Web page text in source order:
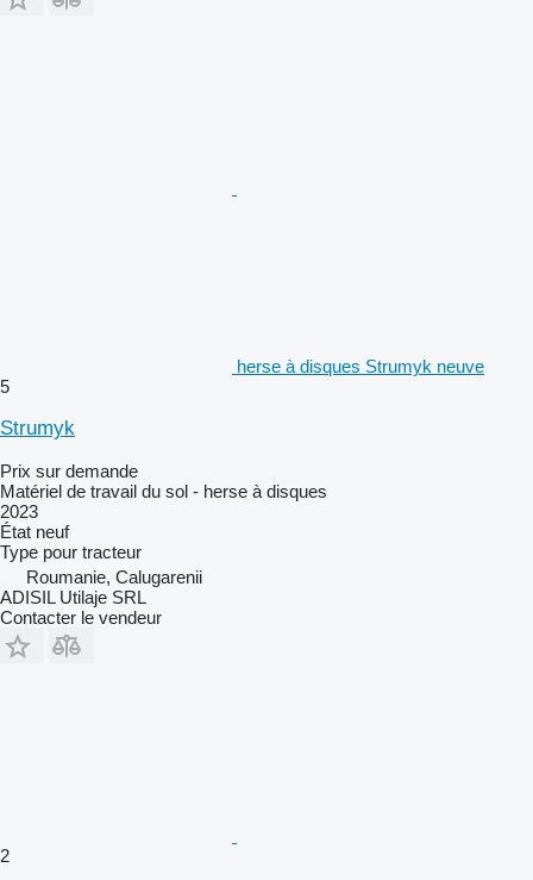
herse à disques Strumyk neuve
5
Strumyk
Prix sur demande
Matériel de travail du sol - herse à disques
2023
État neuf
Type pour tracteur
Roumanie, Calugarenii
ADISIL Utilaje SRL
Contacter le vendeur
2